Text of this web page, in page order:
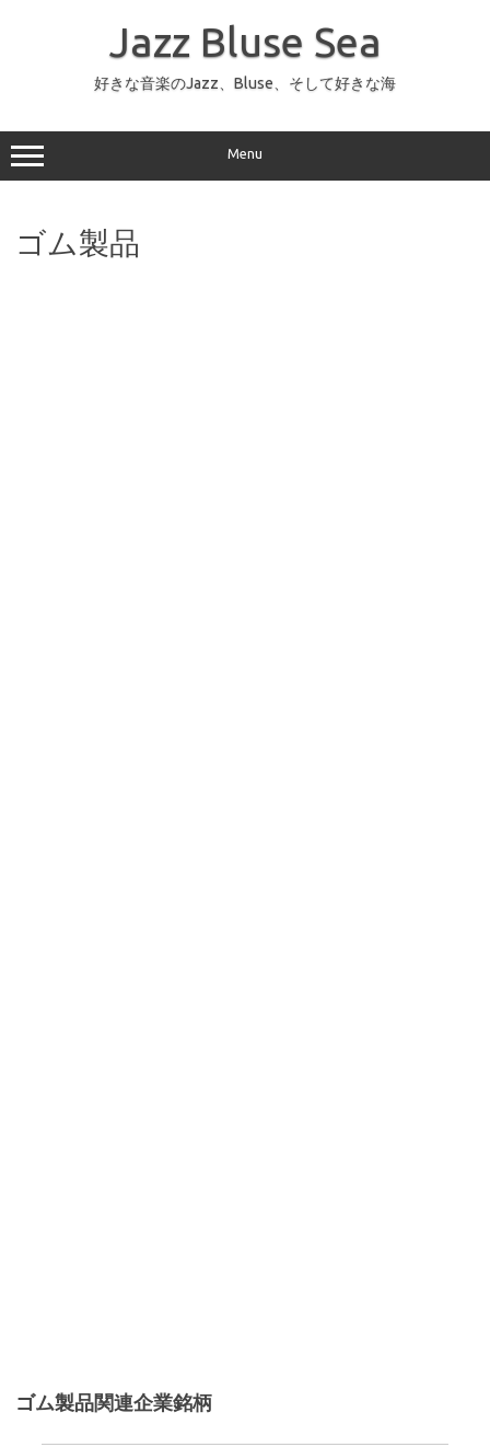
ッ
プ
Jazz Bluse Sea
好きな音楽のJazz、Bluse、そして好きな海
Menu
ゴム製品
ゴム製品関連企業銘柄